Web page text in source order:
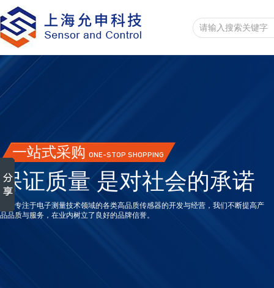
一站式采购 ONE-STOP SHOPPING
保证质量 是对社会的承诺
一直专注于电子测量技术领域的各类高品质传感器的开发与经营，我们不断提高产
品品质与服务，在业内树立了良好的品牌信誉。